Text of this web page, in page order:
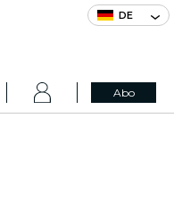
DE
Abo